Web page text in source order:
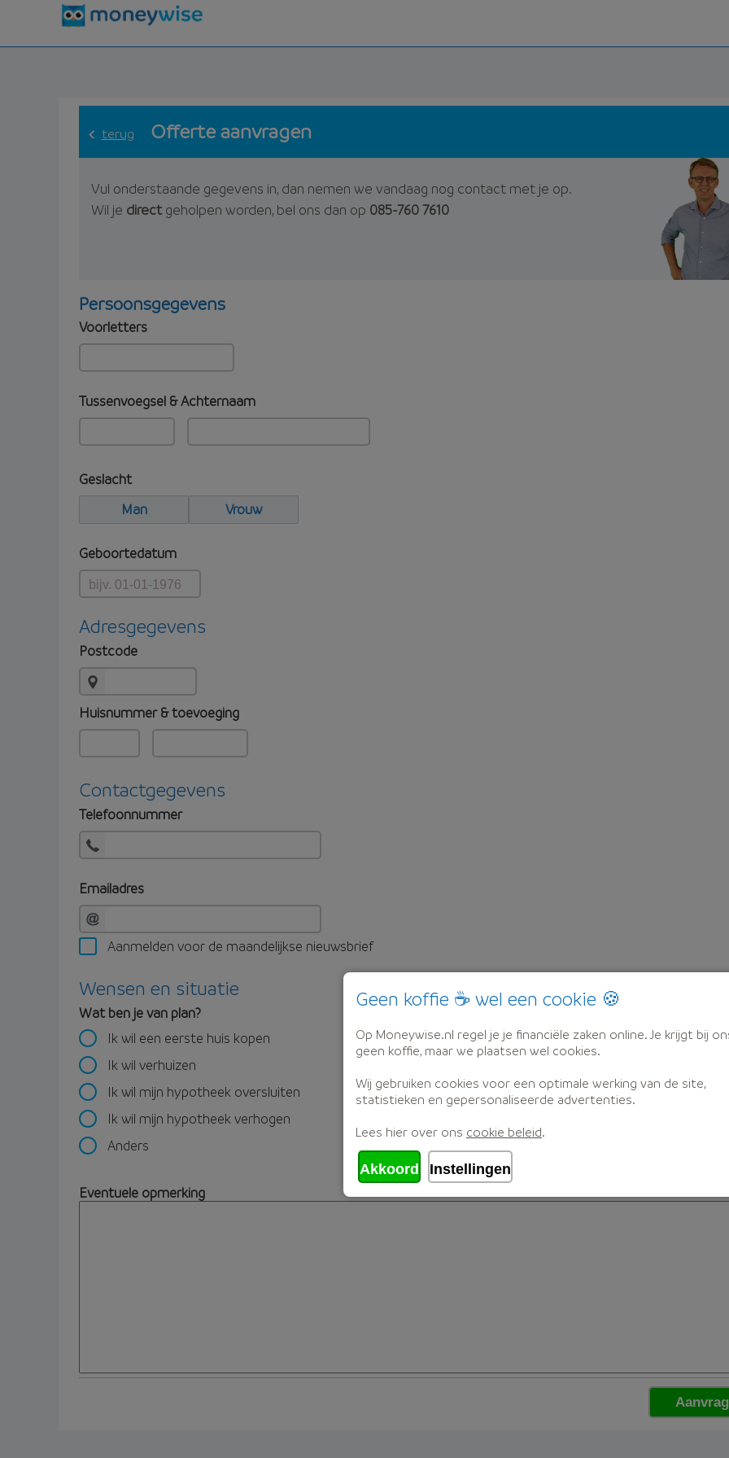
terug Offerte aanvragen
Vul onderstaande gegevens in, dan nemen we vandaag nog contact met je op.
Wil je directgeholpen worden, bel ons dan op 085-760 7610
Persoonsgegevens
Voorletters
Tussenvoegsel & Achternaam
Geslacht
Man
Vrouw
Geboortedatum
Adresgegevens
Postcode
Huisnummer & toevoeging
Contactgegevens
Telefoonnummer
Emailadres
Aanmelden voor de maandelijkse nieuwsbrief
Wensen en situatie
Wat ben je van plan?
Ik wil een eerste huis kopen
Ik wil verhuizen
Ik wil mijn hypotheek oversluiten
Ik wil mijn hypotheek verhogen
Anders
Eventuele opmerking
Geen koffie ☕ wel een cookie 🍪
Op Moneywise.nl regel je je financiële zaken online. Je krijgt bij
geen koffie, maar we plaatsen wel cookies.
Wij gebruiken cookies voor een optimale werking van de site,
statistieken en gepersonaliseerde advertenties.
Lees hier over ons cookie beleid.
Akkoord Instellingen